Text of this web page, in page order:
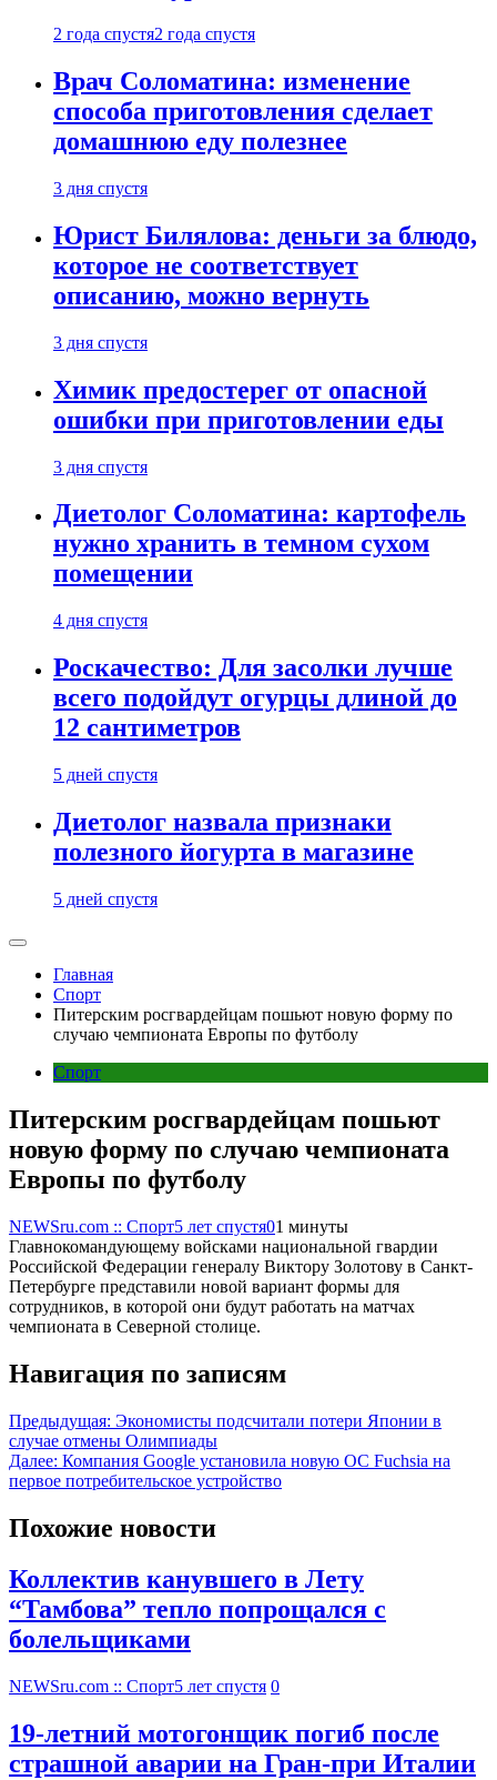
2 года спустя2 года спустя
Врач Соломатина: изменение
способа приготовления сделает
домашнюю еду полезнее
3 дня спустя
Юрист Билялова: деньги за блюдо,
которое не соответствует
описанию, можно вернуть
3 дня спустя
Химик предостерег от опасной
ошибки при приготовлении еды
3 дня спустя
Диетолог Соломатина: картофель
нужно хранить в темном сухом
помещении
4 дня спустя
Роскачество: Для засолки лучше
всего подойдут огурцы длиной до
12 сантиметров
5 дней спустя
Диетолог назвала признаки
полезного йогурта в магазине
5 дней спустя
Главная
Спорт
Питерским росгвардейцам пошьют новую форму по
случаю чемпионата Европы по футболу
Спорт
Питерским росгвардейцам пошьют
новую форму по случаю чемпионата
Европы по футболу
NEWSru.com :: Спорт5 лет спустя01 минуты
Главнокомандующему войсками национальной гвардии
Российской Федерации генералу Виктору Золотову в Санкт-
Петербурге представили новой вариант формы для
сотрудников, в которой они будут работать на матчах
чемпионата в Северной столице.
Навигация по записям
Предыдущая: Экономисты подсчитали потери Японии в
случае отмены Олимпиады
Далее: Компания Google установила новую OC Fuchsia на
первое потребительское устройство
Похожие новости
Коллектив канувшего в Лету
“Тамбова” тепло попрощался с
болельщиками
NEWSru.com :: Спорт5 лет спустя 0
19-летний мотогонщик погиб после
страшной аварии на Гран-при Италии